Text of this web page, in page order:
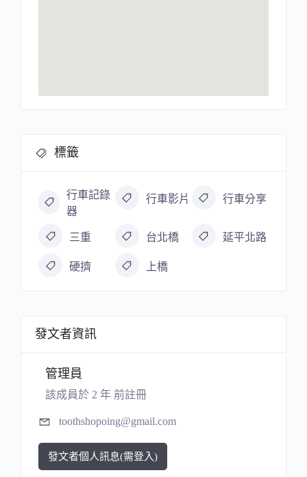
標籤
行車記錄
器
行車影片 行車分享
三重 台北橋 延平北路
硬擠 上橋
發文者資訊
管理員
該成員於 2 年 前註冊
toothshopoing@gmail.com
發文者個人訊息(需登入)